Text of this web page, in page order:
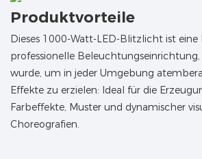
Produktvorteile
Dieses 1000-Watt-LED-Blitzlicht ist eine
professionelle
wurde, um in jeder Umgebung
Effekte zu erzielen: Ideal für die
Farbeffekte, Muster und dynamischer
Choreografien.